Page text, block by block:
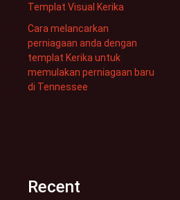
Templat Visual Kerika
Cara melancarkan
perniagaan anda dengan
templat Kerika untuk
memulakan perniagaan baru
di Tennessee
Recent